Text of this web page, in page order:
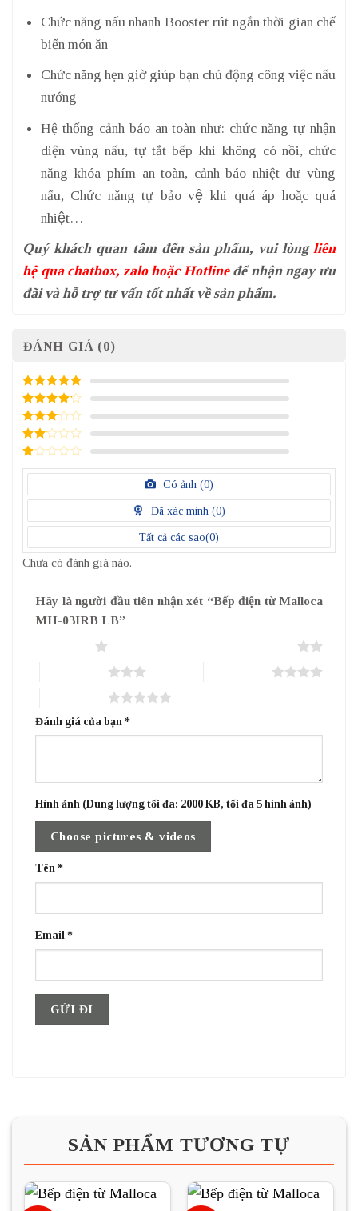
Chức năng nấu nhanh Booster rút ngắn thời gian chế
biến món ăn
Chức năng hẹn giờ giúp bạn chủ động công việc nấu
nướng
Hệ thống cảnh báo an toàn như: chức năng tự nhận
diện vùng nấu, tự tắt bếp khi không có nồi, chức
năng khóa phím an toàn, cảnh báo nhiệt dư vùng
nấu, Chức năng tự bảo vệ khi quá áp hoặc quá
nhiệt…
Quý khách quan tâm đến sản phẩm, vui lòng liên
hệ qua chatbox, zalo hoặc Hotlineđể nhận ngay ưu
đãi và hỗ trợ tư vấn tốt nhất về sản phẩm.
ĐÁNH GIÁ (0)
5/ 5 điểm
4/ 5
điểm
3/ 5
điểm
2/
điểm
1
điểm
Có ảnh (0)
Đã xác minh (0)
Tất cả các sao(0)
Chưa có đánh giá nào.
Hãy là người đầu tiên nhận xét “Bếp điện từ Malloca
MH-03IRB LB”
Đánh giá của bạn *
Hình ảnh (Dung lượng tối đa: 2000 KB, tối đa 5 hình ảnh)
Choose pictures & videos
Tên *
Email *
SẢN PHẨM TƯƠNG TỰ